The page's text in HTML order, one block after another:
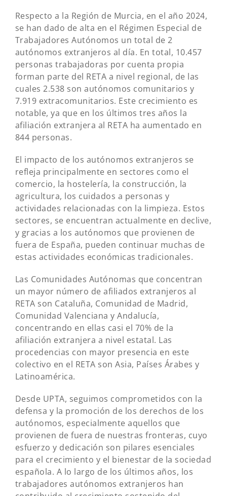
Respecto a la Región de Murcia, en el año 2024,
se han dado de alta en el Régimen Especial de
Trabajadores Autónomos un total de 2
autónomos extranjeros al día. En total, 10.457
personas trabajadoras por cuenta propia
forman parte del RETA a nivel regional, de las
cuales 2.538 son autónomos comunitarios y
7.919 extracomunitarios. Este crecimiento es
notable, ya que en los últimos tres años la
afiliación extranjera al RETA ha aumentado en
844 personas.
El impacto de los autónomos extranjeros se
refleja principalmente en sectores como el
comercio, la hostelería, la construcción, la
agricultura, los cuidados a personas y
actividades relacionadas con la limpieza. Estos
sectores, se encuentran actualmente en declive,
y gracias a los autónomos que provienen de
fuera de España, pueden continuar muchas de
estas actividades económicas tradicionales.
Las Comunidades Autónomas que concentran
un mayor número de afiliados extranjeros al
RETA son Cataluña, Comunidad de Madrid,
Comunidad Valenciana y Andalucía,
concentrando en ellas casi el 70% de la
afiliación extranjera a nivel estatal. Las
procedencias con mayor presencia en este
colectivo en el RETA son Asia, Países Árabes y
Latinoamérica.
Desde UPTA, seguimos comprometidos con la
defensa y la promoción de los derechos de los
autónomos, especialmente aquellos que
provienen de fuera de nuestras fronteras, cuyo
esfuerzo y dedicación son pilares esenciales
para el crecimiento y el bienestar de la sociedad
española. A lo largo de los últimos años, los
trabajadores autónomos extranjeros han